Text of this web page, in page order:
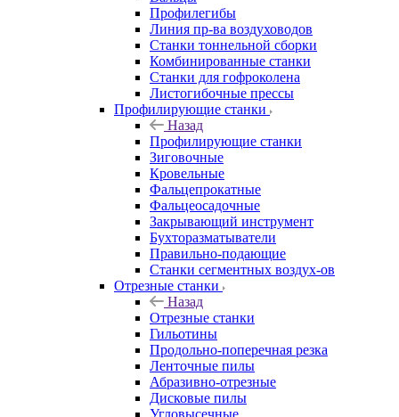
Профилегибы
Линия пр-ва воздуховодов
Станки тоннельной сборки
Комбинированные станки
Станки для гофроколена
Листогибочные прессы
Профилирующие станки
Назад
Профилирующие станки
Зиговочные
Кровельные
Фальцепрокатные
Фальцеосадочные
Закрывающий инструмент
Бухторазматыватели
Правильно-подающие
Станки сегментных воздух-ов
Отрезные станки
Назад
Отрезные станки
Гильотины
Продольно-поперечная резка
Ленточные пилы
Абразивно-отрезные
Дисковые пилы
Угловысечные